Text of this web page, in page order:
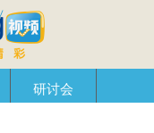
研讨会